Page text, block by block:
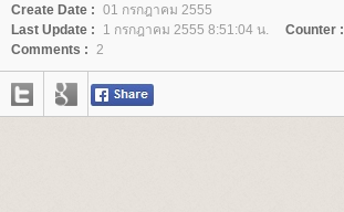
Create Date : 01 กรกฎาคม 2555
Last Update :
1 กรกฎาคม 2555 8:51:04 น. Counter :
Comments :
2